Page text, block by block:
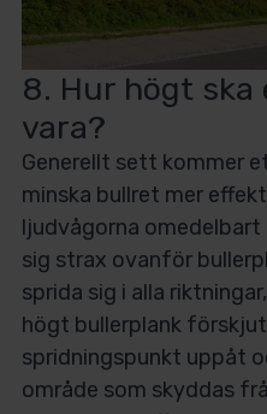
8. Hur högt
vara?
Generellt sett kommer
minska bullret mer
ljudvågorna
sig strax ovanför
sprida sig i alla
högt bullerplank
spridningspunkt uppåt
område som skyddas